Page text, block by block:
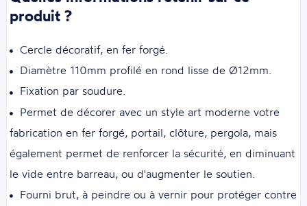
produit ?
Cercle décoratif, en fer forgé.
Diamètre 110mm profilé en rond lisse de Ø12mm.
Fixation par soudure.
Permet de décorer avec un style art moderne votre
fabrication en fer forgé, portail, clôture, pergola, mais
également permet de renforcer la sécurité, en diminuant
le vide entre barreau, ou d'augmenter le soutien.
Fourni brut, à peindre ou à vernir pour protéger contre